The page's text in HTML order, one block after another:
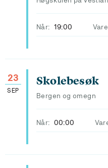
Når: 19:00
23
SEP
Skolebesøk
Bergen og omegn
Når: 00:00